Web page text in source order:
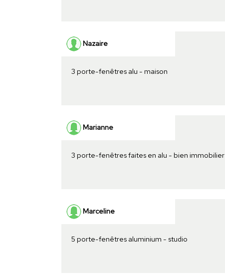
Nazaire
3 porte-fenêtres alu - maison
Marianne
3 porte-fenêtres faites en alu - bien immobilier
Marceline
5 porte-fenêtres aluminium - studio